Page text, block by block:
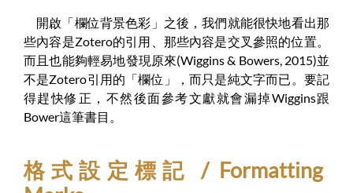
開啟「欄位背景色彩」之後，我們就能很快地看出那
些內容是Zotero的引用、那些內容是交叉參照的位置。
而且也能夠輕易地發現原來(Wiggins & Bowers, 2015)並
不是Zotero引用的「欄位」，而只是純文字而已。要記
得趕快修正，不然後面參考文獻就會漏掉Wiggins跟
Bower這筆書目。
格式設定標記 / Formatting